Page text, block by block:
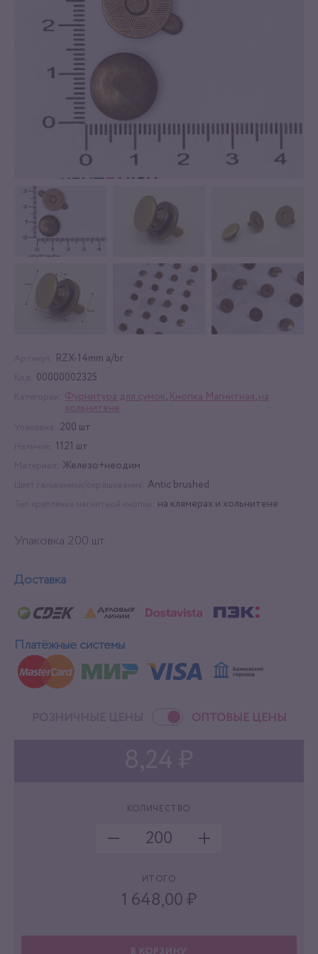
RZX-14mm a/br
00000002325
Фурнитура для сумок, Кнопка Магнитная, на
хольнитене
200 шт
1121 шт
Железо+неодим
Antic brushed
на клямерах и хольнитене
Упаковка 200 шт.
Доставка
Платёжные системы
ОПТОВЫЕ ЦЕНЫ
КОЛИЧЕСТВО
ИТОГО
1 648,00 ₽
В КОРЗИНУ